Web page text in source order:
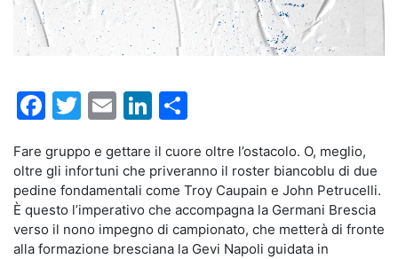
Facebook
Twitter
EmailLinkedIn
Fare gruppo e gettare il cuore oltre l’ostacolo. O, meglio,
oltre gli infortuni che priveranno il roster biancoblu di due
pedine fondamentali come Troy Caupain e John Petrucelli.
È questo l’imperativo che accompagna la Germani Brescia
verso il nono impegno di campionato, che metterà di fronte
alla formazione bresciana la Gevi Napoli guidata in